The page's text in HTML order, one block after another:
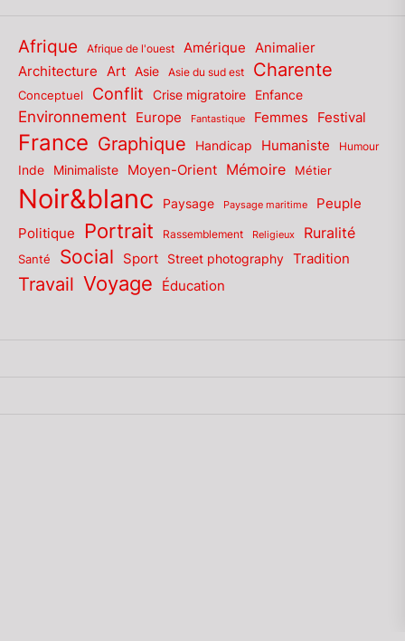
Afrique Afrique de l'ouest Amérique Animalier
Architecture
Art Asie Asie du sud est Charente
Conceptuel Conflit Crise migratoire Enfance
Environnement Europe Fantastique Femmes Festival
France Graphique Handicap Humaniste Humour
Inde Minimaliste Moyen-Orient Mémoire Métier
Noir&blanc Paysage Paysage maritime Peuple
Politique Portrait Rassemblement Religieux Ruralité
Santé Social Sport Street photography Tradition
Travail Voyage Éducation